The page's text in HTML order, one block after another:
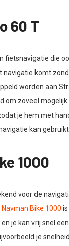
60 T
fietsnavigatie die
navigatie komt
worden aan
om zoveel
je hem met
kan
1000
voor de
Navman Bike 1000
je kan vrij snel
je